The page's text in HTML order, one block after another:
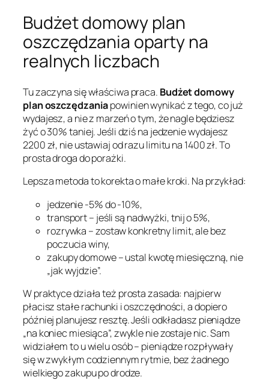
Budżet domowy plan
oszczędzania oparty na
realnych liczbach
Tu zaczyna się właściwa praca. Budżet domowy
plan oszczędzaniapowinien wynikać z tego, co już
wydajesz, a nie z marzeń o tym, że nagle będziesz
żyć o 30% taniej. Jeśli dziś na jedzenie wydajesz
2200 zł, nie ustawiaj od razu limitu na 1400 zł. To
prosta droga do porażki.
Lepsza metoda to korekta o małe kroki. Na przykład:
jedzenie -5% do -10%,
transport – jeśli są nadwyżki, tnij o 5%,
rozrywka – zostaw konkretny limit, ale bez
poczucia winy,
zakupy domowe – ustal kwotę miesięczną, nie
„jak wyjdzie”.
W praktyce działa też prosta zasada: najpierw
płacisz stałe rachunki i oszczędności, a dopiero
później planujesz resztę. Jeśli odkładasz pieniądze
„na koniec miesiąca”, zwykle nie zostaje nic. Sam
widziałem to u wielu osób – pieniądze rozpływały
się w zwykłym codziennym rytmie, bez żadnego
wielkiego zakupu po drodze.